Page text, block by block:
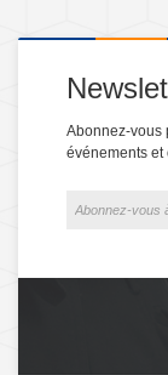
Abonnez-vous
événements et